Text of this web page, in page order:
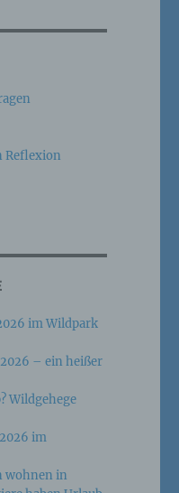
Reflexion
im Wildpark
– ein heißer
Wildgehege
im
wohnen in